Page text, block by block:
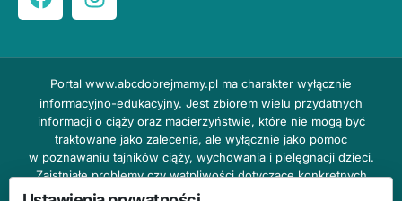
Portal www.abcdobrejmamy.pl ma charakter wyłącznie
informacyjno-edukacyjny. Jest zbiorem wielu przydatnych
informacji o ciąży oraz macierzyństwie, które nie mogą być
traktowane jako zalecenia, ale wyłącznie jako pomoc
w poznawaniu tajników ciąży, wychowania i pielęgnacji dzieci.
Zaistniałe problemy czy wątpliwości dotyczące konkretnych
przypadków należy bezzwłocznie konsultować z prowadzącym